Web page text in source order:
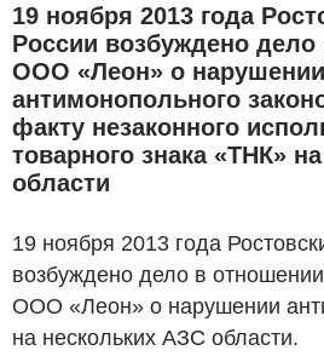
19 ноября 2013 года
России возбуждено
ООО «Леон» о нарушении
антимонопольного
факту незаконного
товарного знака «ТНК»
области
19 ноября 2013 года
возбуждено дело в отношении
ООО «Леон» о нарушении
на нескольких АЗС области.